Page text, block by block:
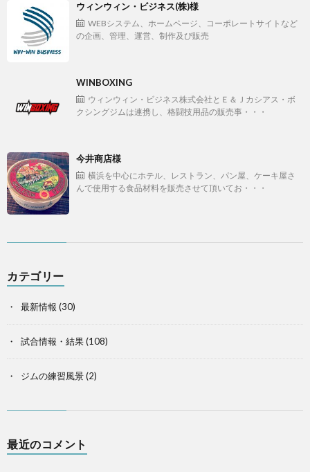
ウィンウィン・ビジネス(株)様
WEBシステム、ホームページ、コーポレートサイトなど
の企画、管理、運営、制作及び販売
WINBOXING
ウィンウィン・ビジネス株式会社とＥ＆Ｊカシアス・ボ
クシングジムは連携し、格闘技用品の販売事・・・
今井商店様
横浜を中心にホテル、レストラン、パン屋、ケーキ屋さ
んで使用する食品材料を販売させて頂いてお・・・
カテゴリー
最新情報 (30)
試合情報・結果(108)
ジムの練習風景(2)
最近のコメント